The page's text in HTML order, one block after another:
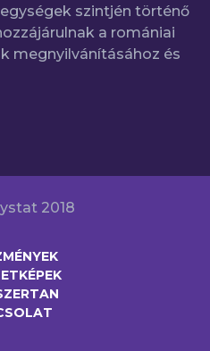
szintjén történő
a romániai
megnyilvánításához és
2018